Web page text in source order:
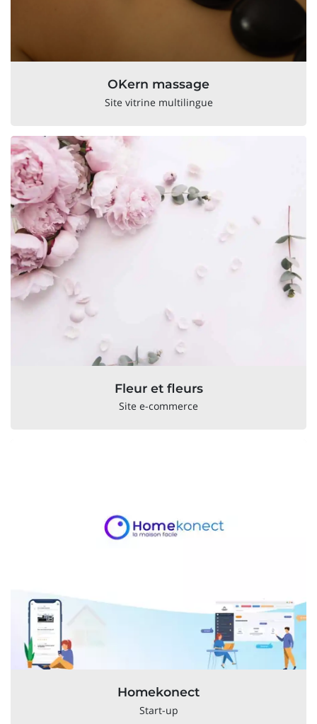
OKern massage
Site vitrine multilingue
Fleur et fleurs
Site e-commerce
Homekonect
Start-up